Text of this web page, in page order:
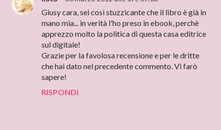
Giusy cara, sei così stuzzicante che il libro è già in
mano mia... in verità l'ho preso in ebook, perchè
apprezzo molto la politica di questa casa editrice
sul digitale!
Grazie per la favolosa recensione e per le dritte
che hai dato nel precedente commento. Vi farò
sapere!
RISPONDI